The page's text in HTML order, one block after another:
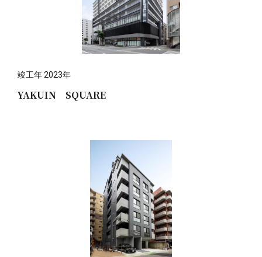
竣工年 2023年
YAKUIN SQUARE